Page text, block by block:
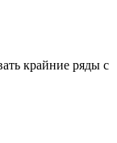
крайние ряды с